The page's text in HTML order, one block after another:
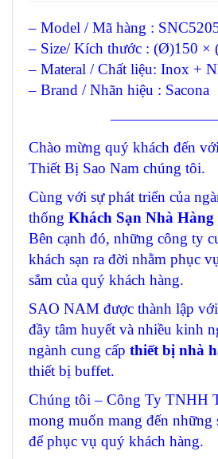
– Model / Mã hàng :
– Size/ Kích thước : (Ø)150 ×
– Materal / Chất liệu: Inox +
– Brand / Nhãn hiệu : Sacona
Chào mừng quý khách đến
Thiết Bị Sao Nam chúng tôi.
Cùng với sự phát triển của
thống Khách Sạn Nhà Hàng
Bên cạnh đó, những công ty
khách sạn ra đời nhằm phục
sắm của quý khách hàng.
SAO NAM được thành lập
đầy tâm huyết và nhiều kinh
ngành cung cấp thiết bị nhà
thiết bị buffet.
Chúng tôi – Công Ty TNHH
mong muốn mang đến những
để phục vụ quý khách hàng.